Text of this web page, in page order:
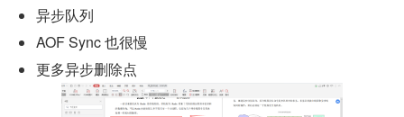
异步队列
AOF Sync 也很慢
更多异步删除点